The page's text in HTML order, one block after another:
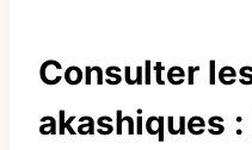
Consulter
akashiques